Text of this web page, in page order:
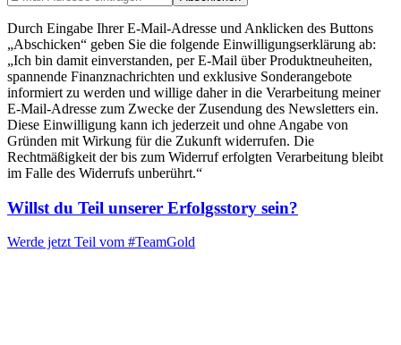
Durch Eingabe Ihrer E-Mail-Adresse und Anklicken des Buttons
„Abschicken“ geben Sie die folgende Einwilligungserklärung ab:
„Ich bin damit einverstanden, per E-Mail über Produktneuheiten,
spannende Finanznachrichten und exklusive Sonderangebote
informiert zu werden und willige daher in die Verarbeitung meiner
E-Mail-Adresse zum Zwecke der Zusendung des Newsletters ein.
Diese Einwilligung kann ich jederzeit und ohne Angabe von
Gründen mit Wirkung für die Zukunft widerrufen. Die
Rechtmäßigkeit der bis zum Widerruf erfolgten Verarbeitung bleibt
im Falle des Widerrufs unberührt.“
Willst du Teil unserer Erfolgsstory sein?
Werde jetzt Teil vom #TeamGold